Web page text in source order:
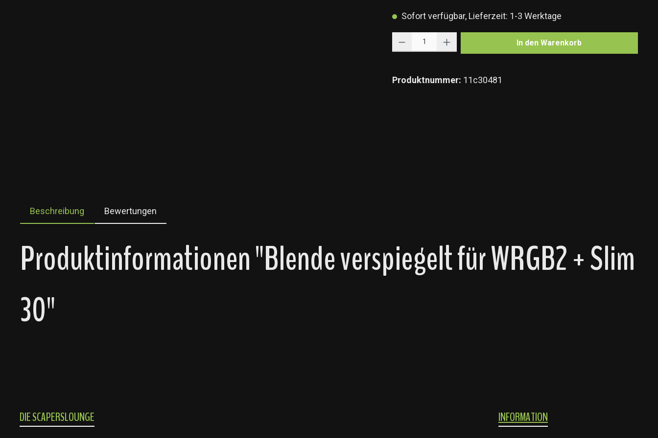
Sofort verfügbar, Lieferzeit: 1-3 Werktage
In den Warenkorb
Produktnummer: 11c30481
Beschreibung Bewertungen
Produktinformationen "Blende verspiegelt für WRGB2 + Slim
30"
DIE SCAPERSLOUNGE INFORMATION